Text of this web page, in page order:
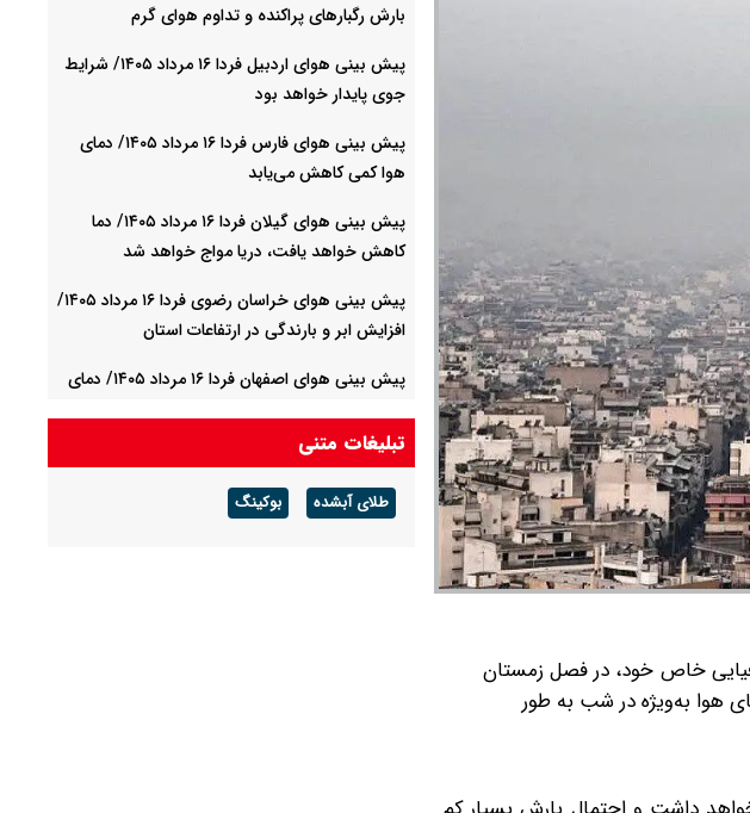
خاص خود، در فصل زمستان
هوا به‌ویژه در شب به طور
بارش رگبارهای پراکنده و تداوم هوای گرم
پیش بینی هوای اردبیل فردا ۱۶ مرداد ۱۴۰۵/ شرایط
جوی پایدار خواهد بود
پیش بینی هوای فارس فردا ۱۶ مرداد ۱۴۰۵/ دمای
هوا کمی کاهش می‌یابد
پیش بینی هوای گیلان فردا ۱۶ مرداد ۱۴۰۵/ دما
کاهش خواهد یافت، دریا مواج خواهد شد
پیش بینی هوای خراسان رضوی فردا ۱۶ مرداد ۱۴۰۵/
افزایش ابر و بارندگی در ارتفاعات استان
پیش بینی هوای اصفهان فردا ۱۶ مرداد ۱۴۰۵/ دمای
شدید باد ادامه دارد
تبلیغات متنی
طلای آبشده بوکینگ